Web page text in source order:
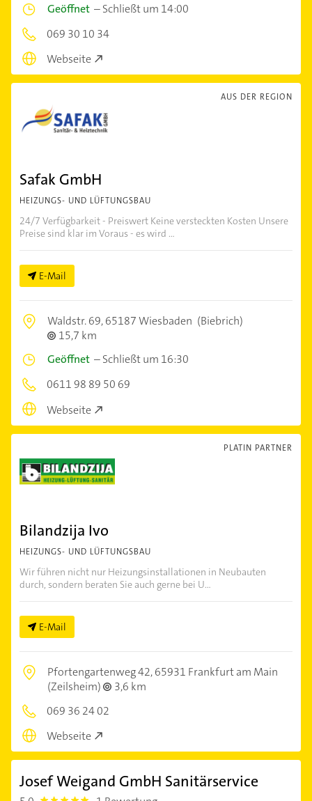
Geöffnet –Schließt um 14:00
069 30 10 34
Webseite
AUS DER REGION
Safak GmbH
HEIZUNGS- UND LÜFTUNGSBAU
24/7 Verfügbarkeit - Preiswert Keine versteckten Kosten Unsere
Preise sind klar im Voraus - es wird ...
E-Mail
Waldstr. 69,65187 Wiesbaden (Biebrich)
15,7 km
Geöffnet –Schließt um 16:30
0611 98 89 50 69
Webseite
PLATIN PARTNER
Bilandzija Ivo
HEIZUNGS- UND LÜFTUNGSBAU
Wir führen nicht nur Heizungsinstallationen in Neubauten
durch, sondern beraten Sie auch gerne bei U...
E-Mail
Pfortengartenweg 42,65931 Frankfurt am Main
(Zeilsheim)
3,6 km
069 36 24 02
Webseite
Josef Weigand GmbH Sanitärservice